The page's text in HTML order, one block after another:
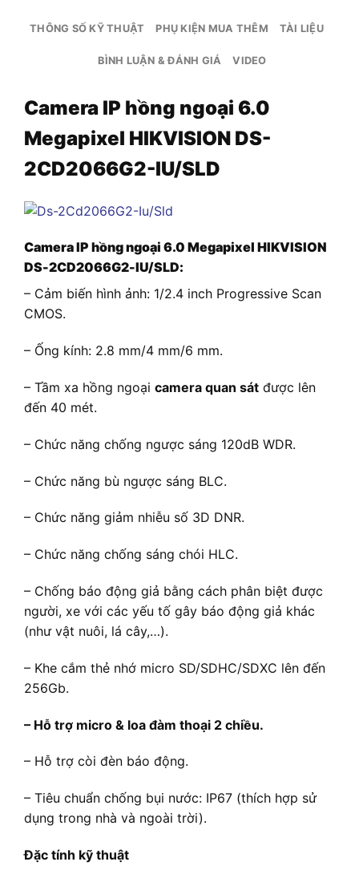
THÔNG SỐ KỸ THUẬT PHỤ KIỆN MUA THÊM TÀI LIỆU
BÌNH LUẬN & ĐÁNH GIÁ VIDEO
Camera IP hồng ngoại 6.0
Megapixel HIKVISION DS-
2CD2066G2-IU/SLD
Camera IP hồng ngoại 6.0 Megapixel HIKVISION
DS-2CD2066G2-IU/SLD:
– Cảm biến hình ảnh: 1/2.4 inch Progressive Scan
CMOS.
– Ống kính: 2.8 mm/4 mm/6 mm.
– Tầm xa hồng ngoại camera quan sát được lên
đến 40 mét.
– Chức năng chống ngược sáng 120dB WDR.
– Chức năng bù ngược sáng BLC.
– Chức năng giảm nhiễu số 3D DNR.
– Chức năng chống sáng chói HLC.
– Chống báo động giả bằng cách phân biệt được
người, xe với các yếu tố gây báo động giả khác
(như vật nuôi, lá cây,…).
– Khe cắm thẻ nhớ micro SD/SDHC/SDXC lên đến
256Gb.
– Hỗ trợ micro & loa đàm thoại 2 chiều.
– Hỗ trợ còi đèn báo động.
– Tiêu chuẩn chống bụi nước: IP67 (thích hợp sử
dụng trong nhà và ngoài trời).
Đặc tính kỹ thuật